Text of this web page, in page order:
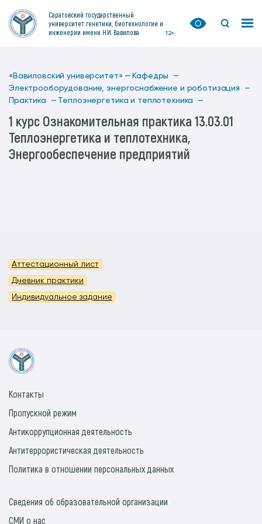
Саратовский государственный
университет генетики, биотехнологии и
инженерии имени Н.И. Вавилова
12+
«Вавиловский университет» — Кафедры —
Электрооборудование, энергоснабжение и роботизация —
Практика — Теплоэнергетика и теплотехника —
1 курс Ознакомительная практика 13.03.01
Теплоэнергетика и теплотехника,
Энергообеспечение предприятий
Аттестационный лист
Дневник практики
Индивидуальное задание
Контакты
Пропускной режим
Антикоррупционная деятельность
Антитеррористическая деятельность
Политика в отношении персональных данных
Сведения об образовательной организации
СМИ о нас